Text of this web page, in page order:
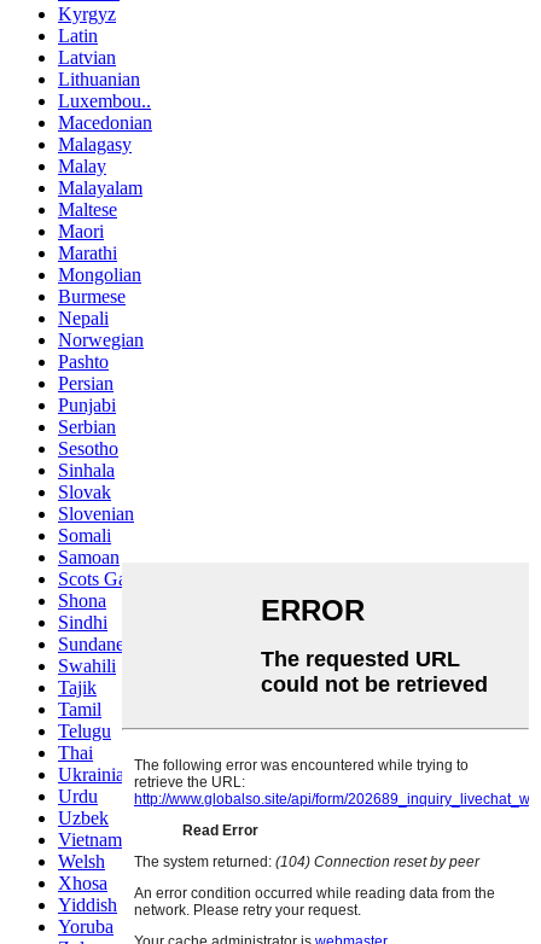
Kyrgyz
Latin
Latvian
Lithuanian
Luxembou..
Macedonian
Malagasy
Malay
Malayalam
Maltese
Maori
Marathi
Mongolian
Burmese
Nepali
Norwegian
Pashto
Persian
Punjabi
Serbian
Sesotho
Sinhala
Slovak
Slovenian
Somali
Samoan
Scots Gaelic
Shona
Sindhi
Sundanese
Swahili
Tajik
Tamil
Telugu
Thai
Ukrainian
Urdu
Uzbek
Vietnamese
Welsh
Xhosa
Yiddish
Yoruba